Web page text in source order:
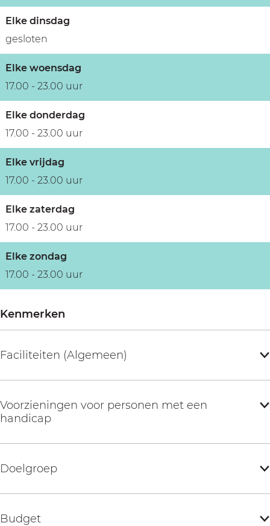
Elke dinsdag
gesloten
Elke woensdag
17.00 - 23.00 uur
Elke donderdag
17.00 - 23.00 uur
Elke vrijdag
17.00 - 23.00 uur
Elke zaterdag
17.00 - 23.00 uur
Elke zondag
17.00 - 23.00 uur
Kenmerken
Faciliteiten (Algemeen)
Voorzieningen voor personen met een
handicap
Doelgroep
Budget